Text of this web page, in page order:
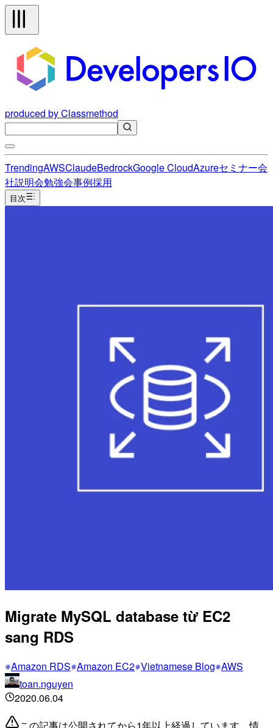
produced by Classmethod
TrendingAWSClaudeBedrockGoogle CloudAzureセミナー会
社説明会勉強会事例採用
目次
Migrate MySQL database từ EC2
sang RDS
Amazon RDS Amazon EC2 Vietnamese Blog AWS
toan.nguyen
2020.06.04
この記事は公開されてから1年以上経過しています。情